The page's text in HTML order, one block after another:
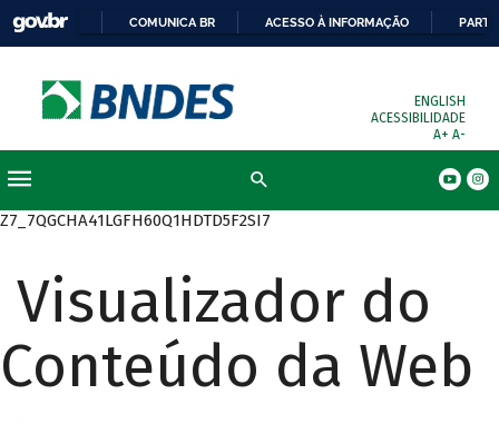
COMUNICA BR ACESSO À INFORMAÇÃO
ENGLISH
ACESSIBILIDADE
A+ A-
Z7_7QGCHA41LGFH60Q1HDTD5F2SI7
Visualizador do
Conteúdo da Web